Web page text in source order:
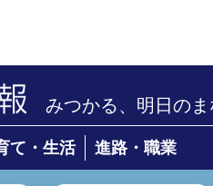
みつかる、明日のま
て・生活 進路・職業